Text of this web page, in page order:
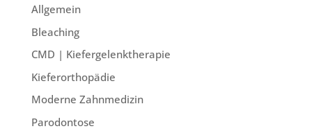
Allgemein
Bleaching
CMD | Kiefergelenktherapie
Kieferorthopädie
Moderne Zahnmedizin
Parodontose